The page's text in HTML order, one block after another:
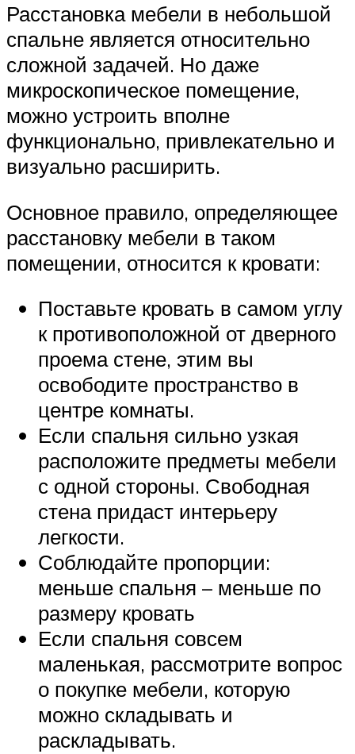
Расстановка мебели в небольшой
спальне является относительно
сложной задачей. Но даже
микроскопическое помещение,
можно устроить вполне
функционально, привлекательно и
визуально расширить.
Основное правило, определяющее
расстановку мебели в таком
помещении, относится к кровати:
Поставьте кровать в самом углу
к противоположной от дверного
проема стене, этим вы
освободите пространство в
центре комнаты.
Если спальня сильно узкая
расположите предметы мебели
с одной стороны. Свободная
стена придаст интерьеру
легкости.
Соблюдайте пропорции:
меньше спальня – меньше по
размеру кровать
Если спальня совсем
маленькая, рассмотрите вопрос
о покупке мебели, которую
можно складывать и
раскладывать.